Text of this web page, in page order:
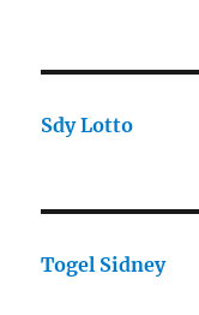
Sdy Lotto
Togel Sidney